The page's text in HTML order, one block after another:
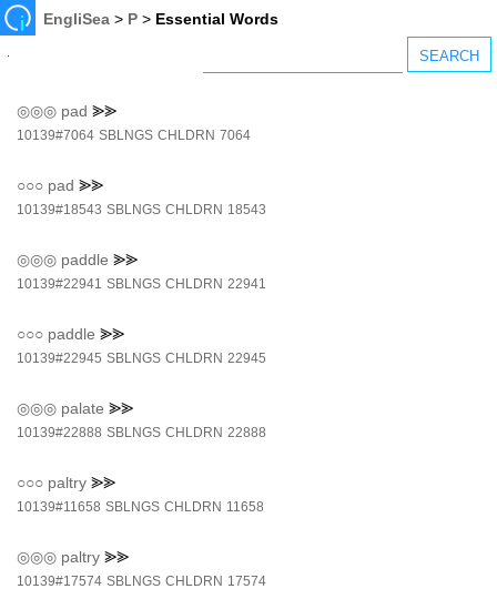
EngliSea > P > Essential Words
◎◎◎ pad ⪢⪢
10139#7064 SBLNGS CHLDRN 7064
○○○ pad ⪢⪢
10139#18543 SBLNGS CHLDRN 18543
◎◎◎ paddle ⪢⪢
10139#22941 SBLNGS CHLDRN 22941
○○○ paddle ⪢⪢
10139#22945 SBLNGS CHLDRN 22945
◎◎◎ palate ⪢⪢
10139#22888 SBLNGS CHLDRN 22888
○○○ paltry ⪢⪢
10139#11658 SBLNGS CHLDRN 11658
◎◎◎ paltry ⪢⪢
10139#17574 SBLNGS CHLDRN 17574